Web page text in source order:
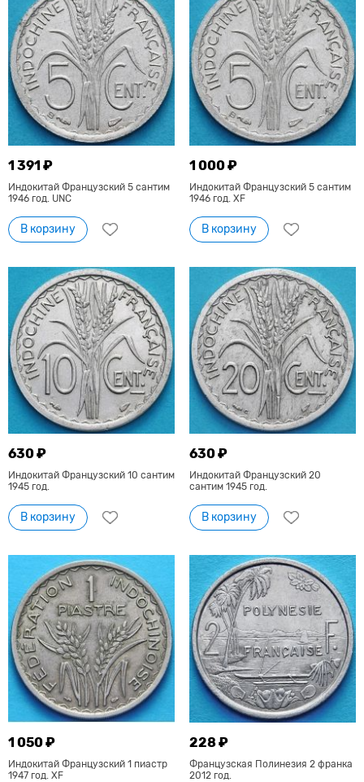
1 391 ₽
Индокитай Французский 5 сантим
1946 год. UNC
В корзину
1 000 ₽
Индокитай Французский 5 сантим
1946 год. XF
В корзину
630 ₽
Индокитай Французский 10 сантим
1945 год.
В корзину
630 ₽
Индокитай Французский 20
сантим 1945 год.
В корзину
1 050 ₽
Индокитай Французский 1 пиастр
1947 год. ХF
228 ₽
Французская Полинезия 2 франка
2012 год.